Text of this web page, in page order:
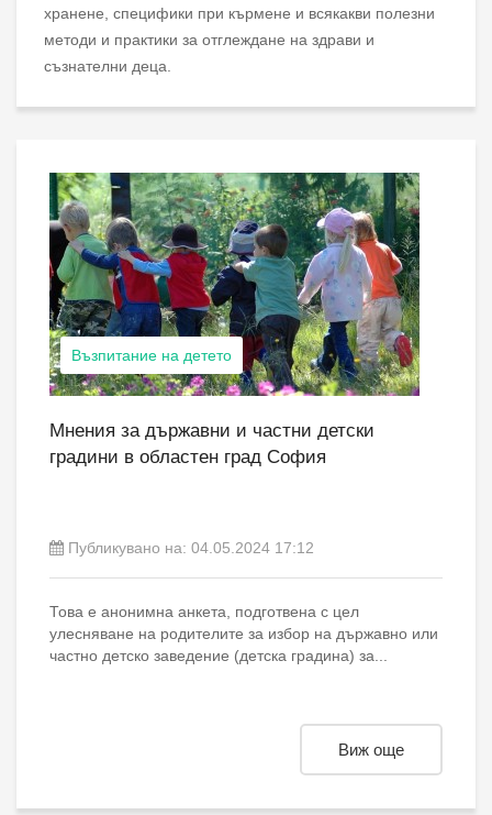
хранене, специфики при кърмене и всякакви полезни
методи и практики за отглеждане на здрави и
съзнателни деца.
Възпитание на детето
Мнения за държавни и частни детски
градини в областен град София
Публикувано на: 04.05.2024 17:12
Това е анонимна анкета, подготвена с цел
улесняване на родителите за избор на държавно или
частно детско заведение (детска градина) за...
Виж още